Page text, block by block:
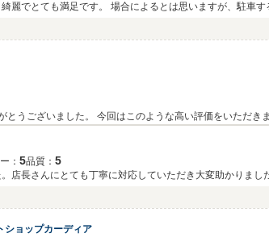
麗でとても満足です。 場合によるとは思いますが、駐車
うございました。 今回はこのような高い評価をいただき
も、どうぞ宜しくお願い致します。
： 5品質： 5
店長さんにとても丁寧に対応していただき大変助かりま
ョップカーディア